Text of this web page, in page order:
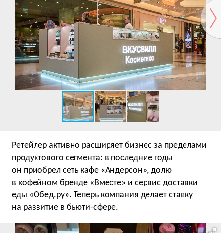
Ретейлер активно расширяет бизнес за пределами
продуктового сегмента: в последние годы
он приобрел сеть кафе «Андерсон», долю
в кофейном бренде «Вместе» и сервис доставки
еды «Обед.ру». Теперь компания делает ставку
на развитие в бьюти-сфере.